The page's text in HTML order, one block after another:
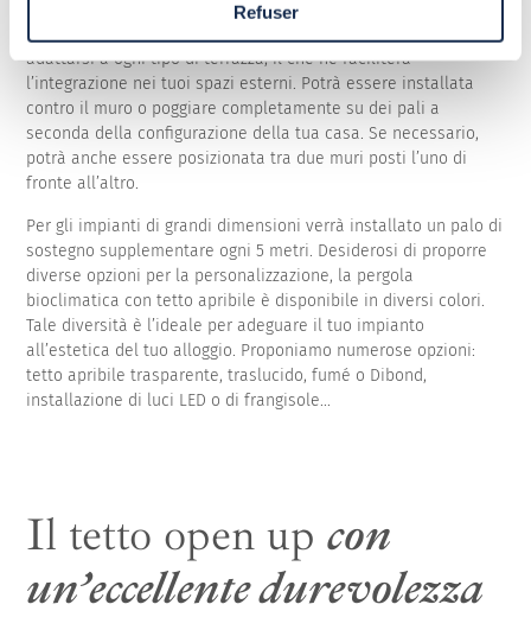
Refuser
La pergola bioclimatica con tetto apribile è stata studiata per
adattarsi a ogni tipo di terrazza, il che ne faciliterà
l’integrazione nei tuoi spazi esterni. Potrà essere installata
contro il muro o poggiare completamente su dei pali a
seconda della configurazione della tua casa. Se necessario,
potrà anche essere posizionata tra due muri posti l’uno di
fronte all’altro.
Per gli impianti di grandi dimensioni verrà installato un palo di
sostegno supplementare ogni 5 metri. Desiderosi di proporre
diverse opzioni per la personalizzazione, la pergola
bioclimatica con tetto apribile è disponibile in diversi colori.
Tale diversità è l’ideale per adeguare il tuo impianto
all’estetica del tuo alloggio. Proponiamo numerose opzioni:
tetto apribile trasparente, traslucido, fumé o Dibond,
installazione di luci LED o di frangisole...
Il tetto open upcon
un’eccellente durevolezza